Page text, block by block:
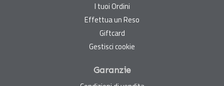
I tuoi Ordini
Effettua un Reso
Giftcard
Gestisci cookie
Garanzie